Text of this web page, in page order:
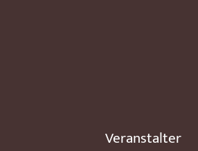
Veranstalter